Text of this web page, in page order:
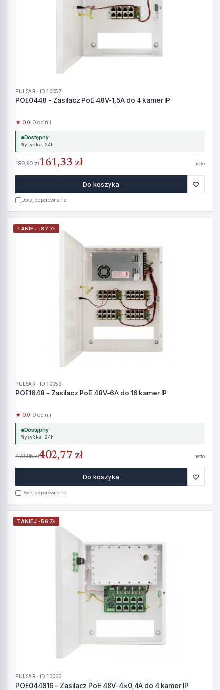
PULSAR · ID 10057
POE0448 - Zasilacz PoE 48V-1,5A do 4 kamer IP
★ 0.0· 0 opinii
Dostępny
Wysyłka 24h
189,80 zł161,33 zł netto
Do koszyka ♡
Dodaj do porównania
TANIEJ -87 ZŁ
PULSAR · ID 10059
POE1648 - Zasilacz PoE 48V-6A do 16 kamer IP
★ 0.0· 0 opinii
Dostępny
Wysyłka 24h
473,85 zł402,77 zł netto
Do koszyka ♡
Dodaj do porównania
TANIEJ -56 ZŁ
PULSAR · ID 10060
POE044816 - Zasilacz PoE 48V-4x0,4A do 4 kamer IP